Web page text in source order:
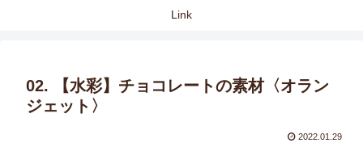
Link
02. 【水彩】チョコレートの素材〈オラン
ジェット〉
2022.01.29